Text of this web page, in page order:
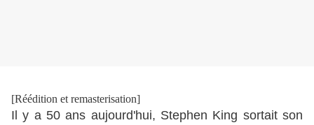
[Réédition et remasterisation]
Il y a 50 ans aujourd'hui, Stephen King sortait son